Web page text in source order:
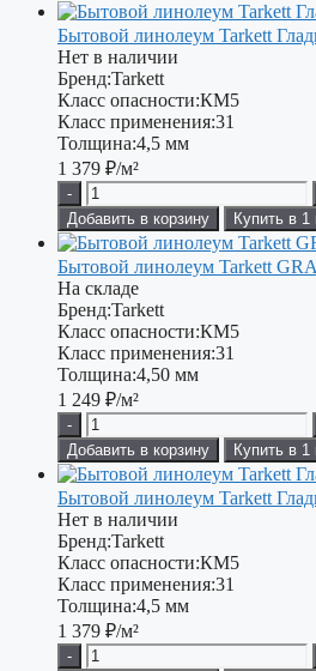
Бытовой линолеум Tarkett
Нет в наличии
Бренд:Tarkett
Класс опасности:КМ5
Класс применения:31
Толщина:4,5 мм
1 379 ₽/м²
-
Добавить в корзину
Купить в 1
Бытовой линолеум Tarkett
На складе
Бренд:Tarkett
Класс опасности:КМ5
Класс применения:31
Толщина:4,50 мм
1 249 ₽/м²
-
Добавить в корзину
Купить в 1
Бытовой линолеум Tarkett
Нет в наличии
Бренд:Tarkett
Класс опасности:КМ5
Класс применения:31
Толщина:4,5 мм
1 379 ₽/м²
-